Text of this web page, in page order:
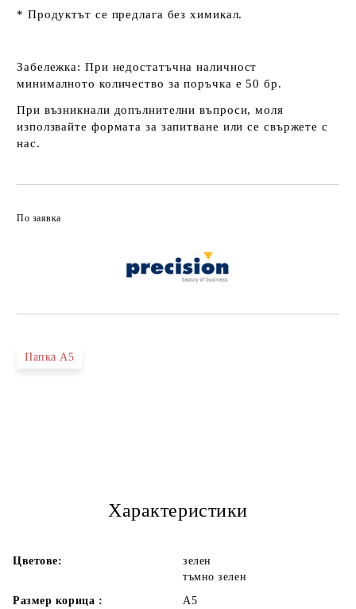
* Продуктът се предлага без химикал.
Забележка: При недостатъчна наличност
минималното количество за поръчка е 50 бр.
При възникнали допълнителни въпроси, моля
използвайте формата за запитване или се свържете с
нас.
По заявка
Папка А5
Характеристики
Цветове:
зелен
тъмно зелен
Размер корица :
А5